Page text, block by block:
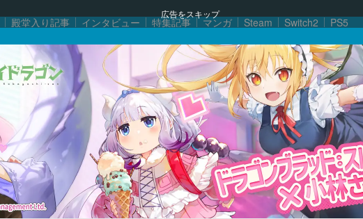
広告をスキップ
殿堂入り記事 インタビュー 特集記事 マンガ Steam Switch2 PS5